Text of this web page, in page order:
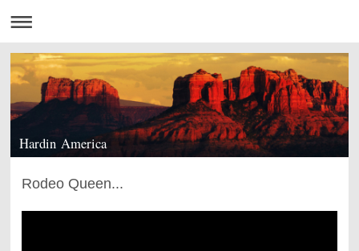
Hardin America
Rodeo Queen...